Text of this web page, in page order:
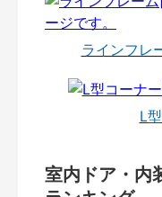
ラインフレ
L
室内ドア・内